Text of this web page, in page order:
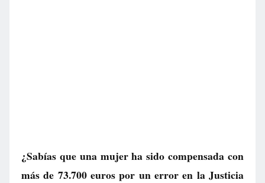
¿Sabías que una mujer ha sido compensada con
más de 73.700 euros por un error en la Justicia